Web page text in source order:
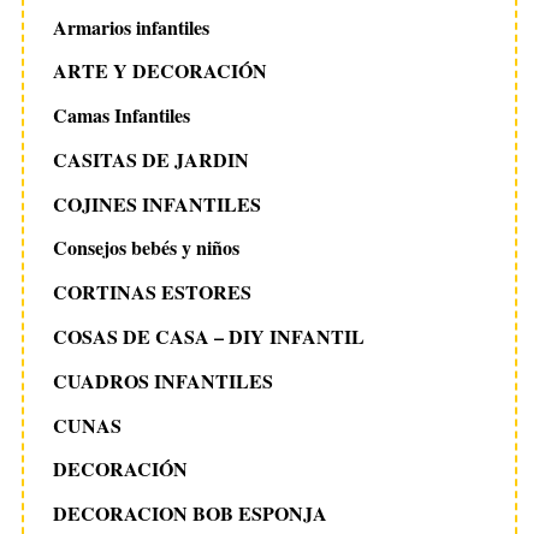
Armarios infantiles
ARTE Y DECORACIÓN
Camas Infantiles
CASITAS DE JARDIN
COJINES INFANTILES
Consejos bebés y niños
CORTINAS ESTORES
COSAS DE CASA – DIY INFANTIL
CUADROS INFANTILES
CUNAS
DECORACIÓN
DECORACION BOB ESPONJA